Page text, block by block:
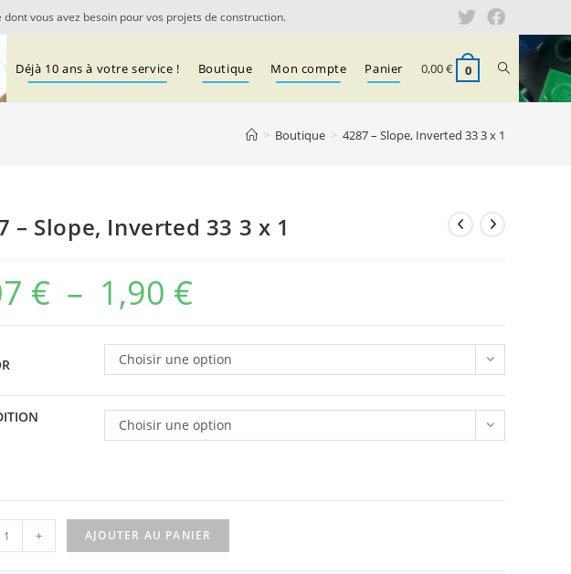
vous avez besoin pour vos projets de construction.
Déjà 10 ans à votre service ! Boutique Mon compte Panier 0,00€ 0 Toggle
website
> Boutique > 4287 – Slope, Inverted 33 3 x 1
– Slope, Inverted 33 3 x 1
€ – 1,90 €
prix :
0,07 €
1,90 €
Choisir une option
Choisir une option
+ AJOUTER AU PANIER